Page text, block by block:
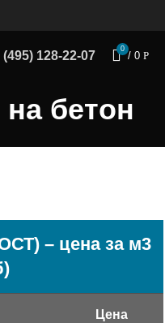
(495) 128-22-07 0
/ 0 Р
бетон
– цена за м3
Цена